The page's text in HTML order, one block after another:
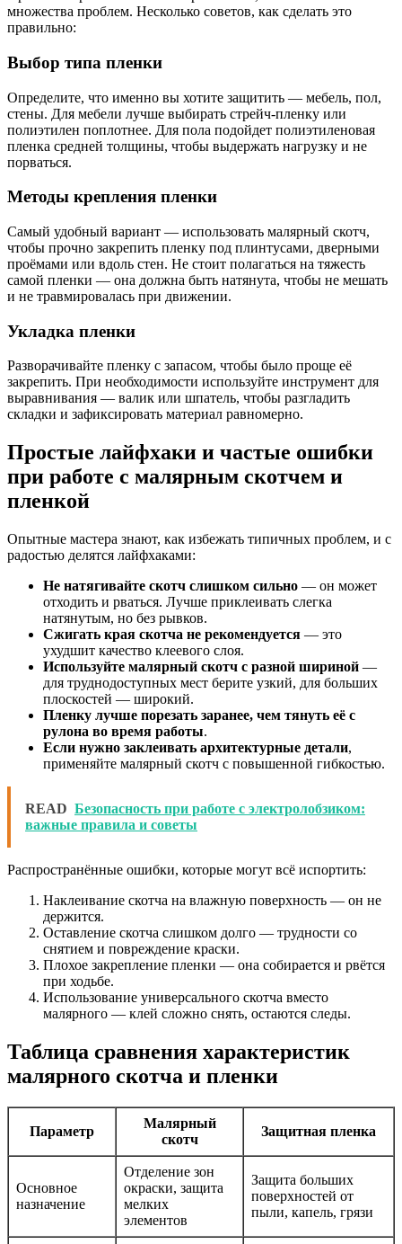
множества проблем. Несколько советов, как сделать это
правильно:
Выбор типа пленки
Определите, что именно вы хотите защитить — мебель, пол,
стены. Для мебели лучше выбирать стрейч-пленку или
полиэтилен поплотнее. Для пола подойдет полиэтиленовая
пленка средней толщины, чтобы выдержать нагрузку и не
порваться.
Методы крепления пленки
Самый удобный вариант — использовать малярный скотч,
чтобы прочно закрепить пленку под плинтусами, дверными
проёмами или вдоль стен. Не стоит полагаться на тяжесть
самой пленки — она должна быть натянута, чтобы не мешать
и не травмировалась при движении.
Укладка пленки
Разворачивайте пленку с запасом, чтобы было проще её
закрепить. При необходимости используйте инструмент для
выравнивания — валик или шпатель, чтобы разгладить
складки и зафиксировать материал равномерно.
Простые лайфхаки и частые ошибки
при работе с малярным скотчем и
пленкой
Опытные мастера знают, как избежать типичных проблем, и с
радостью делятся лайфхаками:
Не натягивайте скотч слишком сильно — он может
отходить и рваться. Лучше приклеивать слегка
натянутым, но без рывков.
Сжигать края скотча не рекомендуется — это
ухудшит качество клеевого слоя.
Используйте малярный скотч с разной шириной —
для труднодоступных мест берите узкий, для больших
плоскостей — широкий.
Пленку лучше порезать заранее, чем тянуть её с
рулона во время работы.
Если нужно заклеивать архитектурные детали,
применяйте малярный скотч с повышенной гибкостью.
READ Безопасность при работе с электролобзиком:
важные правила и советы
Распространённые ошибки, которые могут всё испортить:
Наклеивание скотча на влажную поверхность — он не
держится.
Оставление скотча слишком долго — трудности со
снятием и повреждение краски.
Плохое закрепление пленки — она собирается и рвётся
при ходьбе.
Использование универсального скотча вместо
малярного — клей сложно снять, остаются следы.
Таблица сравнения характеристик
малярного скотча и пленки
Параметр
Малярный
скотч
Защитная пленка
Основное
назначение
Отделение зон
окраски, защита
мелких
элементов
Защита больших
поверхностей от
пыли, капель, грязи